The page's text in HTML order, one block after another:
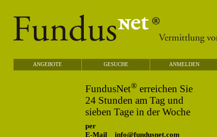
ANGEBOTE GESUCHE ANMELDEN
FundusNet® erreichen Sie
24 Stunden am Tag und
sieben Tage in der Woche
per
E-Mail info@fundusnet.com